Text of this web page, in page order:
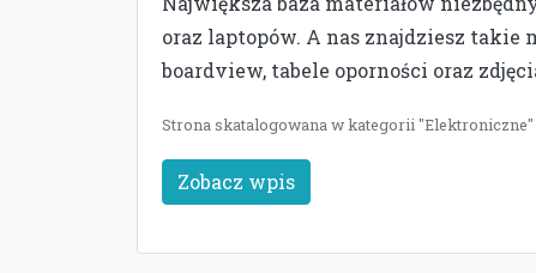
oraz laptopów. A nas znajdziesz takie
boardview, tabele oporności oraz
Strona skatalogowana w kategorii "Elektroniczne"
Zobacz wpis